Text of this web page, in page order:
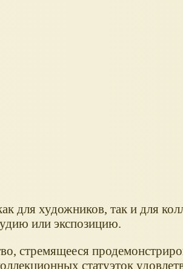
для художников, так и для
или экспозицию.
стремящееся
статуэток